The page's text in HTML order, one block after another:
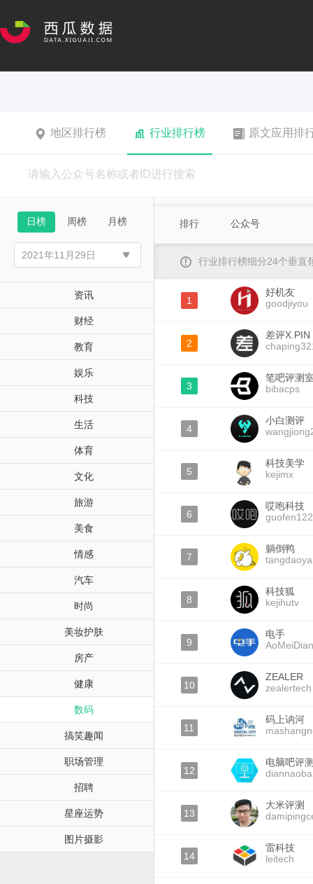
地区排行榜 行业排行榜 原文应用排
日榜 周榜 月榜
资讯
财经
教育
娱乐
科技
生活
体育
文化
旅游
美食
情感
汽车
时尚
美妆护肤
房产
健康
数码
搞笑趣闻
职场管理
招聘
星座运势
图片摄影
排行 公众号
行业排行榜细分24个垂直
1
好机友
goodjiyou
2
差评X.PIN
3
笔吧评测
bibacps
4
小白测评
5
科技美学
kejimx
6
哎咆科技
7
躺倒鸭
tangdaoya
8
科技狐
kejihutv
9
电手
10
ZEALER
zealertech
11
码上讷河
12
电脑吧评
13
大米评测
14
雷科技
leitech